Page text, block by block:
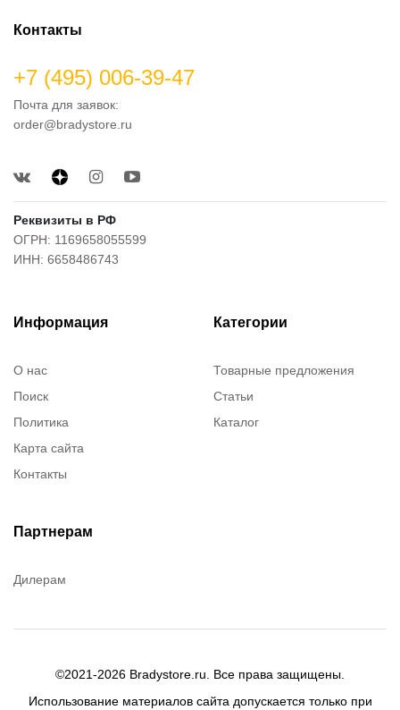
Контакты
+7 (495) 006-39-47
Почта для заявок:
order@bradystore.ru
Реквизиты в РФ
ОГРН: 1169658055599
ИНН: 6658486743
Информация
О нас
Поиск
Политика
Карта сайта
Контакты
Категории
Товарные предложения
Статьи
Каталог
Партнерам
Дилерам
©2021-2026 Bradystore.ru. Все права защищены.
Использование материалов сайта допускается только при